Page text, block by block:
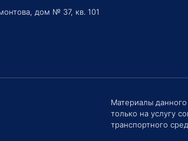
дом № 37, кв. 101
Материалы
только на услугу
транспортного